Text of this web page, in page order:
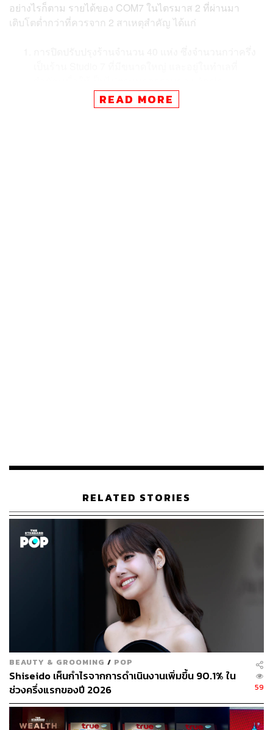
อย่างไรก็ตาม รายได้ของ COM7 ในไตรมาส 2 ที่ผ่านมา
เติบโตต่ำกว่าที่ควรจาก 2 สาเหตุสำคัญ ได้แก่
Worldwide ในการปรับรูปแบบร้านสำหรับรองรับการ
เติบโต และเตรียมความพร้อมในการเปิดตัวสินค้าใหม่
สุระ คณิตทวีกุล ประธานเจ้าหน้าที่บริหารของ COM7 เปิด
โดยเฉลี่ยปีละประมาณ 10-20% จากการเติบโตของสินค้า
ใหม่ๆ อยู่ตลอดเวลา รวมทั้งการขยายอย่างต่อเนื่องเฉลี่ยปีละ
ประมาณ 150 แห่ง ซึ่งสาขาใหม่ๆ อาจจะขยายออกไปอยู่
นอกห้างสรรพสินค้ามากขึ้น
สำหรับธุรกิจใหม่อย่างเช่นธุรกิจร้านขายอาหารสัตว์หรือร้าน
ขายยา หรือแม้แต่ธุรกิจสินเชื่อ ปัจจุบันยังเป็นช่วงของการ
ทดลองและติดตามผลว่าเป็นอย่างไร โดยพิจารณาจากยอด
ขาย แต่ยังไม่ได้ให้ความสำคัญกับเรื่องกำไรมากนัก
“ช่วงแรกที่เริ่มตั้งธุรกิจใหม่มันอาจจะไม่ได้กำไร เพราะมี
เรื่องต้นทุนคงที่ มันคือการดูความเป็นไปได้ในแต่ละเรื่องที่
เราทำ เช่น เรื่องช่องทางการจำหน่ายสินค้า เรื่องความ
ต้องการของลูกค้า นั่นเป็นปัจจัยที่จะช่วยให้เราขยายธุรกิจต่อ
ไปได้”
READ MORE
RELATED STORIES
BEAUTY & GROOMING / POP
Shiseido เห็นกำไรจากการดำเนินงานเพิ่มขึ้น 90.1% ใน
ช่วงครึ่งแรกของปี 2026
59